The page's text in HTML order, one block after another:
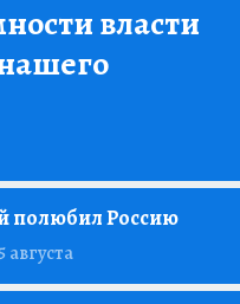
власти
полюбил Россию
августа